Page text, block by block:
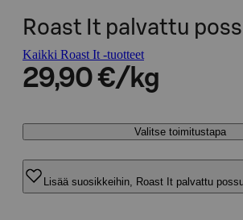
Roast It palvattu
Kaikki Roast It -tuotteet
29,90 €/kg
Valitse toimitustapa
Lisää suosikkeihin, Roast It palvattu